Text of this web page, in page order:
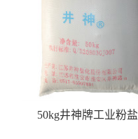
50kg井神牌工业粉盐